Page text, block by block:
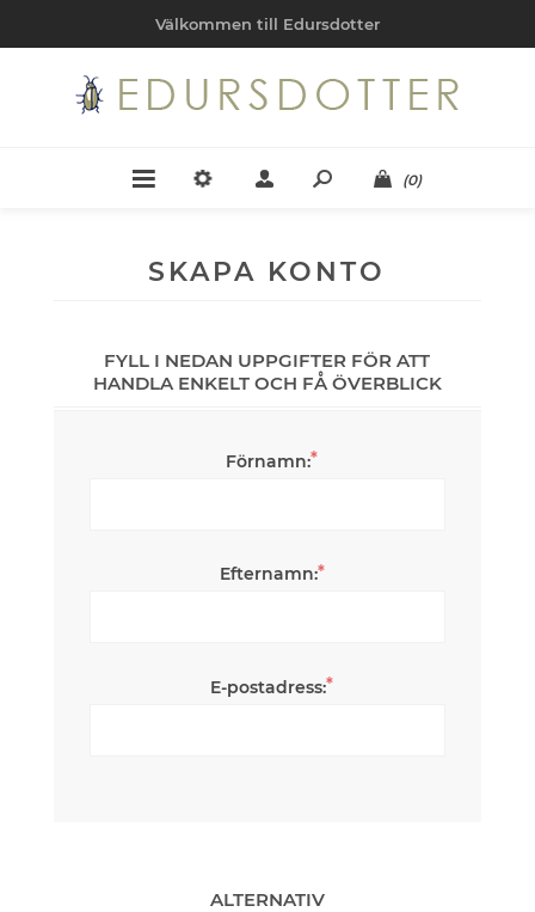
Välkommen till Edursdotter
(0)
SKAPA KONTO
FYLL I NEDAN UPPGIFTER FÖR ATT
HANDLA ENKELT OCH FÅ ÖVERBLICK
Förnamn:*
Efternamn:*
E-postadress:*
ALTERNATIV